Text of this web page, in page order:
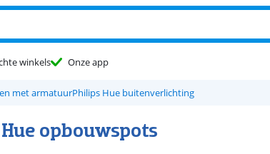
winkels Onze app
met armatuurPhilips Hue buitenverlichting
opbouwspots